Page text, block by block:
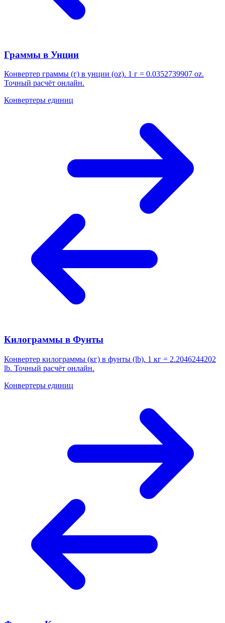
Граммы в Унции
Конвертер граммы (г) в унции (oz). 1 г = 0.0352739907 oz.
Точный расчёт онлайн.
Конвертеры единиц
Килограммы в Фунты
Конвертер килограммы (кг) в фунты (lb). 1 кг = 2.2046244202
lb. Точный расчёт онлайн.
Конвертеры единиц